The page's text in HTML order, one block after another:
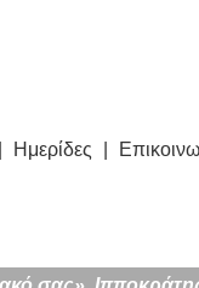
Ημερίδες